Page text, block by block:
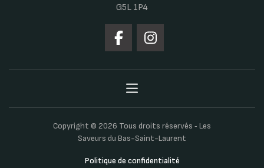
G5L 1P4
Copyright © 2026 Tous droits réservés ‐ Les
Saveurs du Bas-Saint-Laurent
Politique de confidentialité